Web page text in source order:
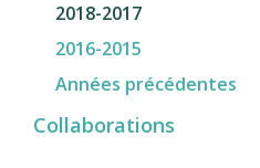
2018-2017
2016-2015
Années précédentes
Collaborations